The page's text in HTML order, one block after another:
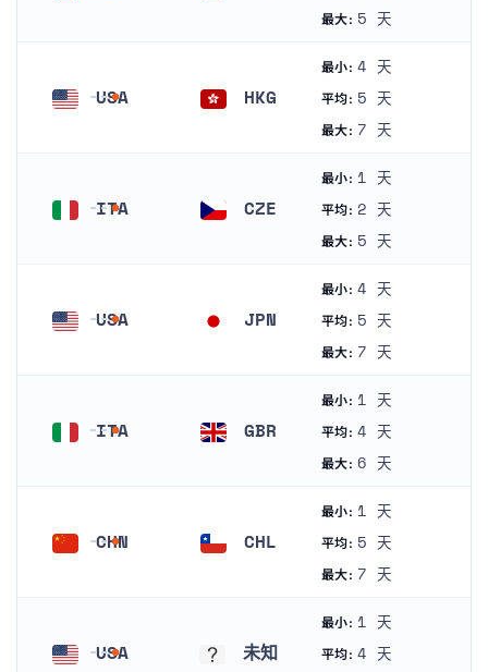
最大: 5 天
USA HKG
最小: 4 天
平均: 5 天
最大: 7 天
ITA CZE
最小: 1 天
平均: 2 天
最大: 5 天
USA JPN
最小: 4 天
平均: 5 天
最大: 7 天
ITA GBR
最小: 1 天
平均: 4 天
最大: 6 天
CHN CHL
最小: 1 天
平均: 5 天
最大: 7 天
USA 未知
最小: 1 天
平均: 4 天